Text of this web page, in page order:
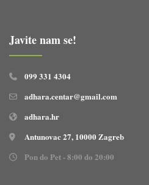
Javite nam se!
099 331 4304
adhara.centar@gmail.com
adhara.hr
Antunovac 27, 10000 Zagreb
Pon do Pet - 8:00 do 20:00